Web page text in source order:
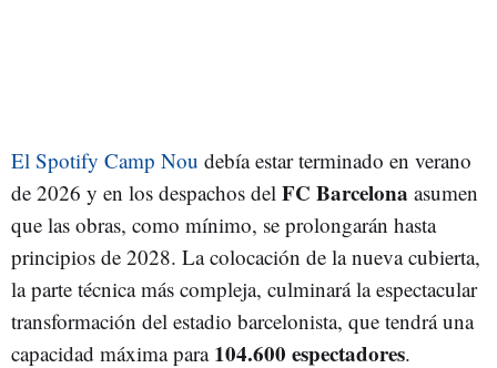
El Spotify Camp Nou debía estar terminado en verano
de 2026 y en los despachos del FC Barcelona asumen
que las obras, como mínimo, se prolongarán hasta
principios de 2028. La colocación de la nueva cubierta,
la parte técnica más compleja, culminará la espectacular
transformación del estadio barcelonista, que tendrá una
capacidad máxima para 104.600 espectadores.